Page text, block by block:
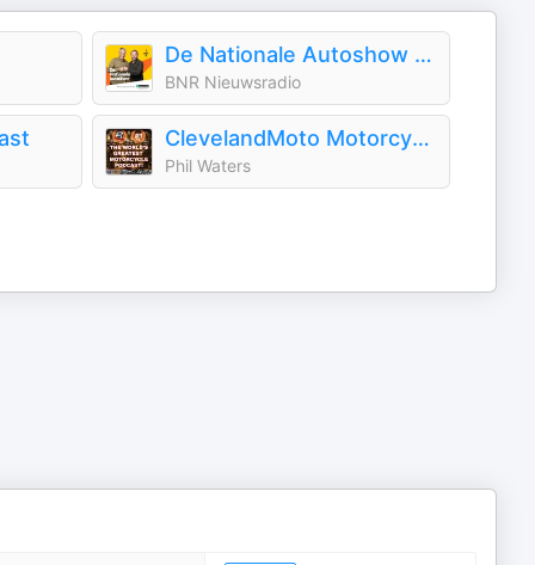
De Nationale Autoshow | BNR
BNR Nieuwsradio
ClevelandMoto Motorcycle Podcast / Cleveland Moto
Phil Waters